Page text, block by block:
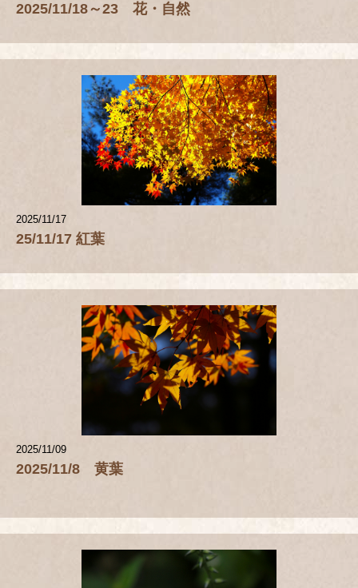
2025/11/18～23 花・自然
2025/11/17
25/11/17 紅葉
2025/11/09
2025/11/8 黄葉